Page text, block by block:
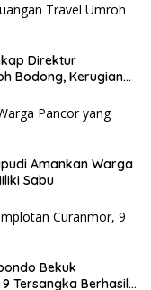
Direktur
Bodong, Kerugian
Amankan Warga
Sabu
Bekuk
Tersangka Berhasil